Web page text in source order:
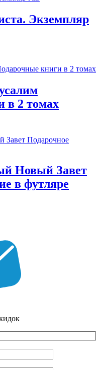
Экземпляр
в 2 томах
Новый Завет
в футляре